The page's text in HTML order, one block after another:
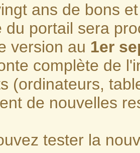
ans de bons
du portail sera
version au 1er
complète de
(ordinateurs,
de nouvelles
tester la